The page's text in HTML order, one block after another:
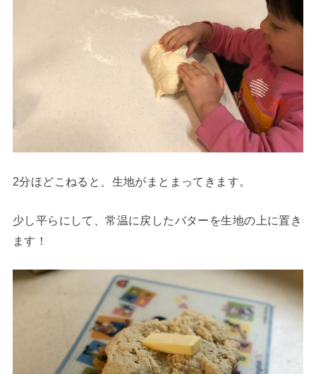
2分ほどこねると、生地がまとまってきます。
少し平らにして、常温に戻したバターを生地の上に置き
ます！